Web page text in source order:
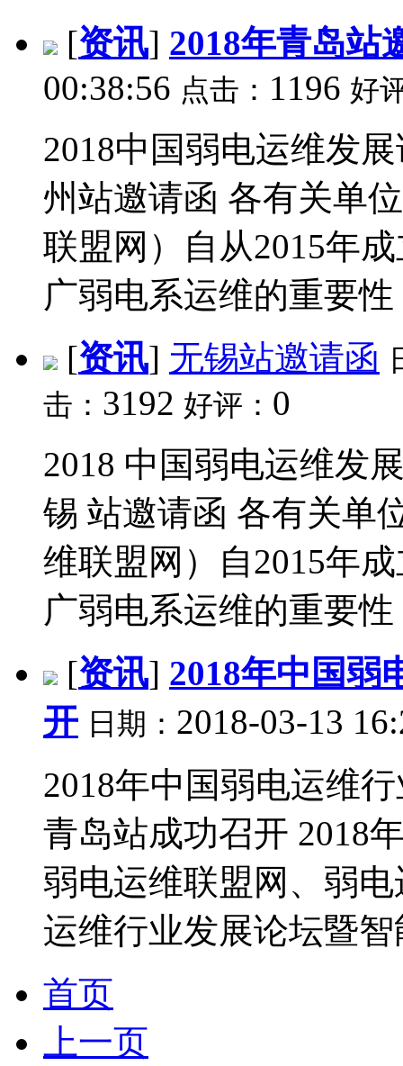
[资讯] 2018年青岛站
00:38:56 点击： 1196 好
2018中国弱电运维发
州站邀请函 各有关单
联盟网）自从2015年
广弱电系运维的重要
[资讯] 无锡站邀请函
击： 3192 好评： 0
2018 中国弱电运维发
锡 站邀请函 各有关单
维联盟网）自2015年
广弱电系运维的重要
[资讯] 2018年中国弱
开 日期： 2018-03-13
2018年中国弱电运维
青岛站成功召开 2018
弱电运维联盟网、弱
运维行业发展论坛暨
首页
上一页